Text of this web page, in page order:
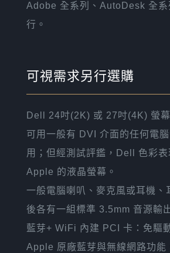
Adobe 全系列、AutoDesk 全系
行。
可視需求另行選購
Dell 24吋(2K) 或 27吋(4K) 螢
可用一般有 DVI 介面的任何電
用；但經測試評鑑，Dell 色彩表
Apple 的液晶螢幕。
一般電腦喇叭、麥克風或耳機、
後各有一組標準 3.5mm 音源輸
藍芽+ WiFi 內建 PCI 卡：免驅
Apple 原廠藍芽與無線網路功能